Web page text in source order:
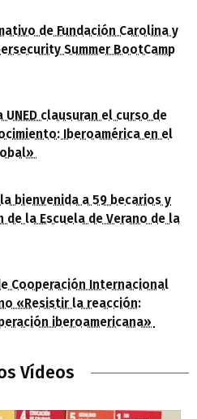
de Fundación Carolina y
Summer BootCamp
UNED clausuran el curso de
Iberoamérica en el
bienvenida a 59 becarios y
de la Escuela de Verano de la
Cooperación Internacional
«Resistir la reacción:
iberoamericana»
Vídeos